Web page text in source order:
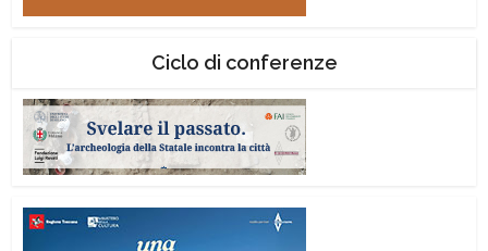
Ciclo di conferenze